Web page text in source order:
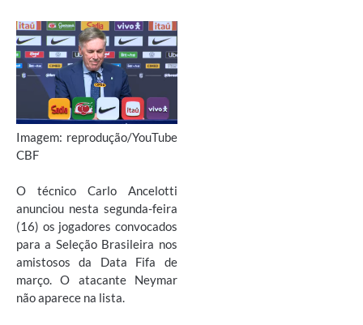
Imagem: reprodução/YouTube
CBF
O técnico Carlo Ancelotti
anunciou nesta segunda-feira
(16) os jogadores convocados
para a Seleção Brasileira nos
amistosos da Data Fifa de
março. O atacante Neymar
não aparece na lista.